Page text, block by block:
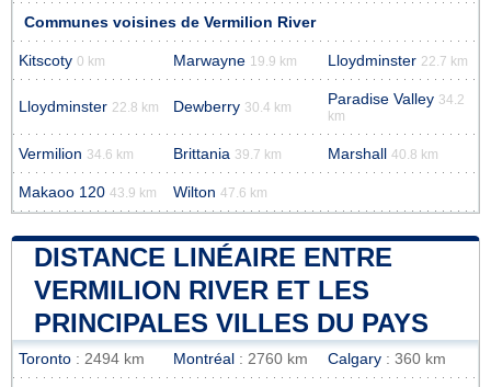
Communes voisines de Vermilion River
Kitscoty 0 km Marwayne 19.9 km Lloydminster 22.7 km
Lloydminster 22.8 km Dewberry 30.4 km Paradise Valley 34.2
km
Vermilion 34.6 km Brittania 39.7 km Marshall 40.8 km
Makaoo 120 43.9 km Wilton 47.6 km
DISTANCE LINÉAIRE ENTRE
VERMILION RIVER ET LES
PRINCIPALES VILLES DU PAYS
Toronto : 2494 km Montréal : 2760 km Calgary : 360 km